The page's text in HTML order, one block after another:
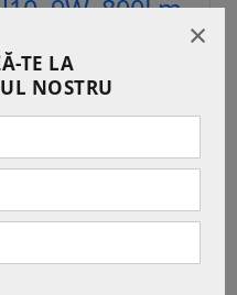
9W, 800Lm,
15W, 1100LM,
×
TE LA
NOSTRU